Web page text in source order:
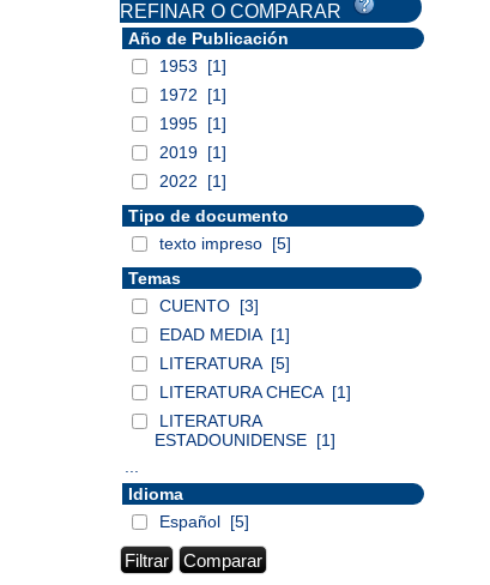
REFINAR O COMPARAR
Año de Publicación
1953
[1]
1972
[1]
1995 [1]
2019 [1]
2022
[1]
Tipo de documento
texto impreso [5]
Temas
CUENTO [3]
EDAD MEDIA [1]
LITERATURA [5]
LITERATURA CHECA [1]
LITERATURA
ESTADOUNIDENSE [1]
Idioma
Español [5]